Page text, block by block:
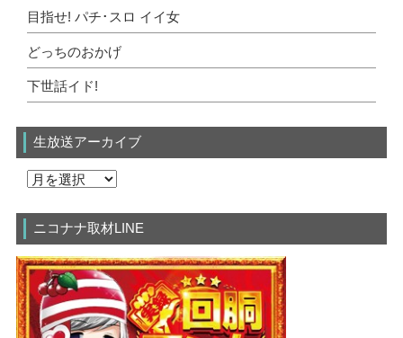
目指せ! パチ･スロ イイ女
どっちのおかげ
下世話イド!
生放送アーカイブ
ニコナナ取材LINE